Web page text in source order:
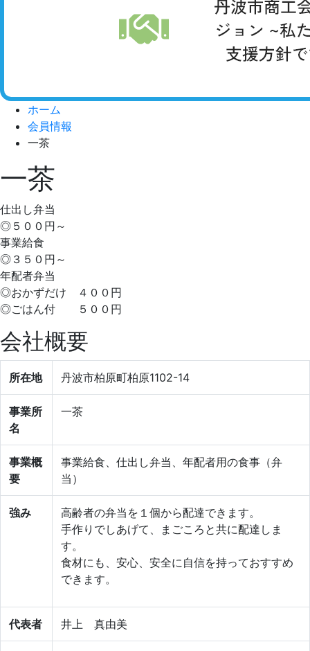
ホーム
会員情報
一茶
一茶
仕出し弁当
◎５００円～
事業給食
◎３５０円～
年配者弁当
◎おかずだけ ４００円
◎ごはん付 ５００円
会社概要
所在地 丹波市柏原町柏原1102-14
事業所
名
一茶
事業概
要
事業給食、仕出し弁当、年配者用の食事（弁
当）
強み
高齢者の弁当を１個から配達できます。
手作りでしあげて、まごころと共に配達しま
す。
食材にも、安心、安全に自信を持っておすすめ
できます。
代表者 井上 真由美